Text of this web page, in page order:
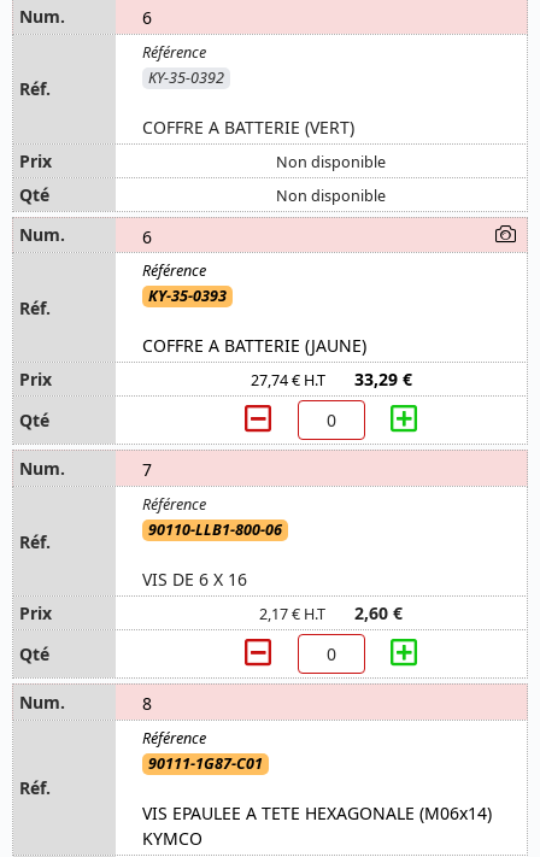
6
KY-35-0392
COFFRE A BATTERIE (VERT)
Non disponible
Non disponible
6
KY-35-0393
COFFRE A BATTERIE (JAUNE)
27,74 € H.T 33,29 €
7
90110-LLB1-800-06
VIS DE 6 X 16
2,17 € H.T 2,60 €
8
90111-1G87-C01
VIS EPAULEE A TETE HEXAGONALE (M06x14)
KYMCO